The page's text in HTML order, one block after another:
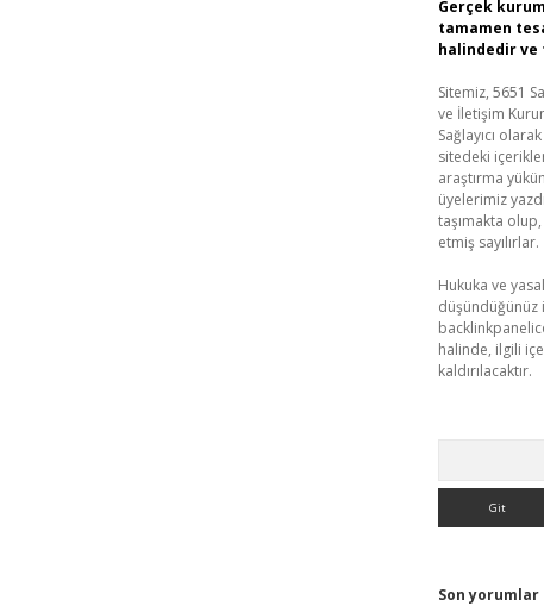
Gerçek
tamamen
halindedir ve
Sitemiz, 5651
ve İletişim
Sağlayıcı
sitedeki
araştırma
üyelerimiz
taşımakta
etmiş sayılırlar.
Hukuka ve
düşündüğünüz
halinde, ilgili
kaldırılacaktır.
Son yorumlar